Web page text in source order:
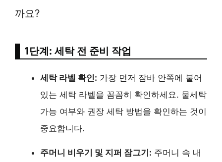
까요?
1단계: 세탁 전 준비 작업
세탁 라벨 확인: 가장 먼저 잠바 안쪽에 붙어
있는 세탁 라벨을 꼼꼼히 확인하세요. 물세탁
가능 여부와 권장 세탁 방법을 확인하는 것이
중요합니다.
주머니 비우기 및 지퍼 잠그기: 주머니 속 내